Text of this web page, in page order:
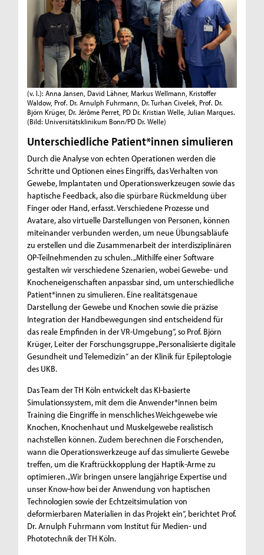
(v. l.): Anna Jansen, David Lähner, Markus Wellmann, Kristoffer
Waldow, Prof. Dr. Arnulph Fuhrmann, Dr. Turhan Civelek, Prof. Dr.
Björn Krüger, Dr. Jérôme Perret, PD Dr. Kristian Welle, Julian Marques.
(Bild: Universitätsklinikum Bonn/PD Dr. Welle)
Unterschiedliche Patient*innen simulieren
Durch die Analyse von echten Operationen werden die
Schritte und Optionen eines Eingriffs, das Verhalten von
Gewebe, Implantaten und Operationswerkzeugen sowie das
haptische Feedback, also die spürbare Rückmeldung über
Finger oder Hand, erfasst. Verschiedene Prozesse und
Avatare, also virtuelle Darstellungen von Personen, können
miteinander verbunden werden, um neue Übungsabläufe
zu erstellen und die Zusammenarbeit der interdisziplinären
OP-Teilnehmenden zu schulen. „Mithilfe einer Software
gestalten wir verschiedene Szenarien, wobei Gewebe- und
Knocheneigenschaften anpassbar sind, um unterschiedliche
Patient*innen zu simulieren. Eine realitätsgenaue
Darstellung der Gewebe und Knochen sowie die präzise
Integration der Handbewegungen sind entscheidend für
das reale Empfinden in der VR-Umgebung“, so Prof. Björn
Krüger, Leiter der Forschungsgruppe „Personalisierte digitale
Gesundheit und Telemedizin“ an der Klinik für Epileptologie
des UKB.
Das Team der TH Köln entwickelt das KI-basierte
Simulationssystem, mit dem die Anwender*innen beim
Training die Eingriffe in menschliches Weichgewebe wie
Knochen, Knochenhaut und Muskelgewebe realistisch
nachstellen können. Zudem berechnen die Forschenden,
wann die Operationswerkzeuge auf das simulierte Gewebe
treffen, um die Kraftrückkopplung der Haptik-Arme zu
optimieren. „Wir bringen unsere langjährige Expertise und
unser Know-how bei der Anwendung von haptischen
Technologien sowie der Echtzeitsimulation von
deformierbaren Materialien in das Projekt ein“, berichtet Prof.
Dr. Arnulph Fuhrmann vom Institut für Medien- und
Phototechnik der TH Köln.